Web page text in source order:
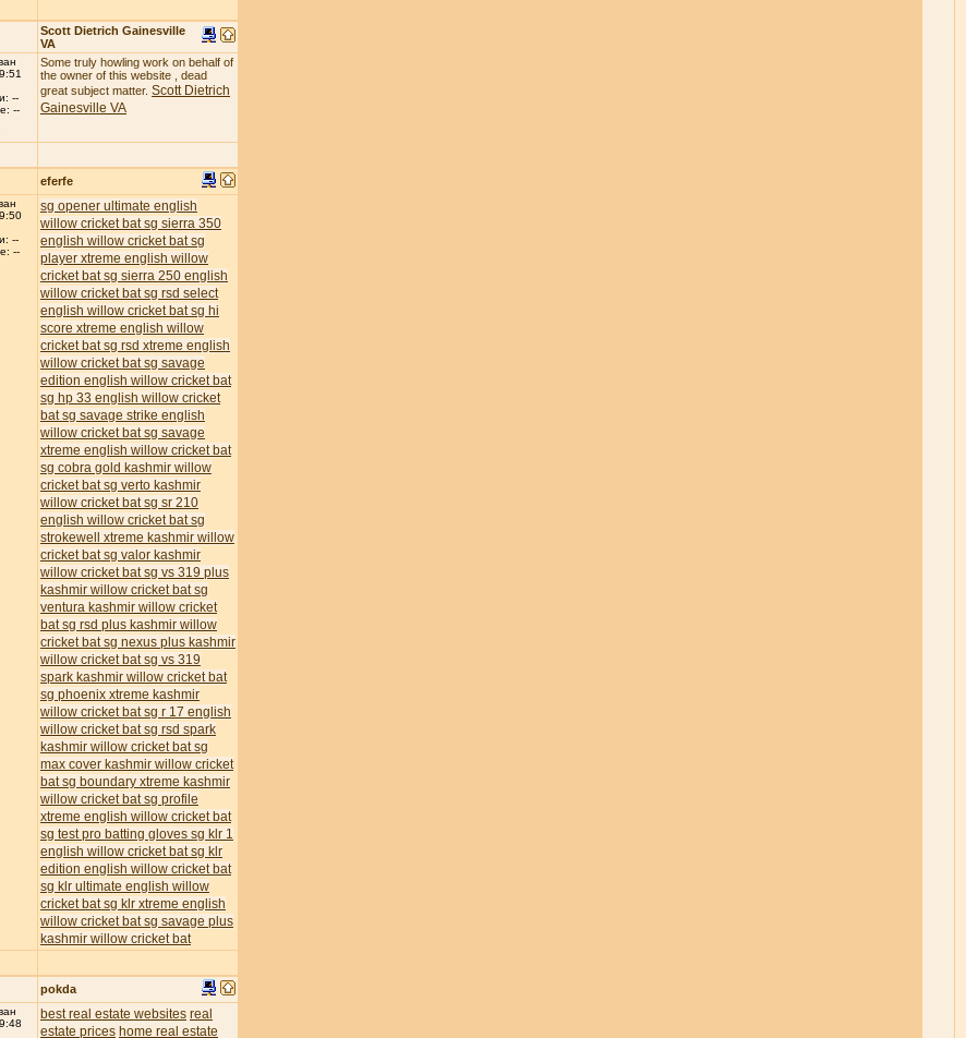
Scott Dietrich Gainesville
VA
--
--
Some truly howling work on behalf of
the owner of this website , dead
great subject matter. Scott Dietrich
Gainesville VA
eferfe
--
--
sg opener ultimate english
willow cricket batsg sierra 350
english willow cricket batsg
player xtreme english willow
cricket batsg sierra 250 english
willow cricket batsg rsd select
english willow cricket batsg hi
score xtreme english willow
cricket batsg rsd xtreme english
willow cricket batsg savage
edition english willow cricket bat
sg hp 33 english willow cricket
batsg savage strike english
willow cricket batsg savage
xtreme english willow cricket bat
sg cobra gold kashmir willow
cricket batsg verto kashmir
willow cricket batsg sr 210
english willow cricket batsg
strokewell xtreme kashmir willow
cricket batsg valor kashmir
willow cricket batsg vs 319 plus
kashmir willow cricket batsg
ventura kashmir willow cricket
batsg rsd plus kashmir willow
cricket batsg nexus plus kashmir
willow cricket batsg vs 319
spark kashmir willow cricket bat
sg phoenix xtreme kashmir
willow cricket batsg r 17 english
willow cricket batsg rsd spark
kashmir willow cricket batsg
max cover kashmir willow cricket
batsg boundary xtreme kashmir
willow cricket batsg profile
xtreme english willow cricket bat
sg test pro batting gloves sg klr 1
english willow cricket batsg klr
edition english willow cricket bat
sg klr ultimate english willow
cricket batsg klr xtreme english
willow cricket batsg savage plus
kashmir willow cricket bat
pokda
best real estate websites real
estate prices home real estate